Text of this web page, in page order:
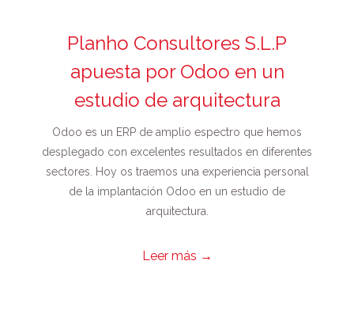
Planho Consultores S.L.P​
apuesta por Odoo en un
estudio de arquitectura
Odoo es un ERP de amplio espectro que hemos
desplegado con excelentes resultados en diferentes
sectores. Hoy os traemos una experiencia personal
de la implantación Odoo en un estudio de
arquitectura.
Leer más →